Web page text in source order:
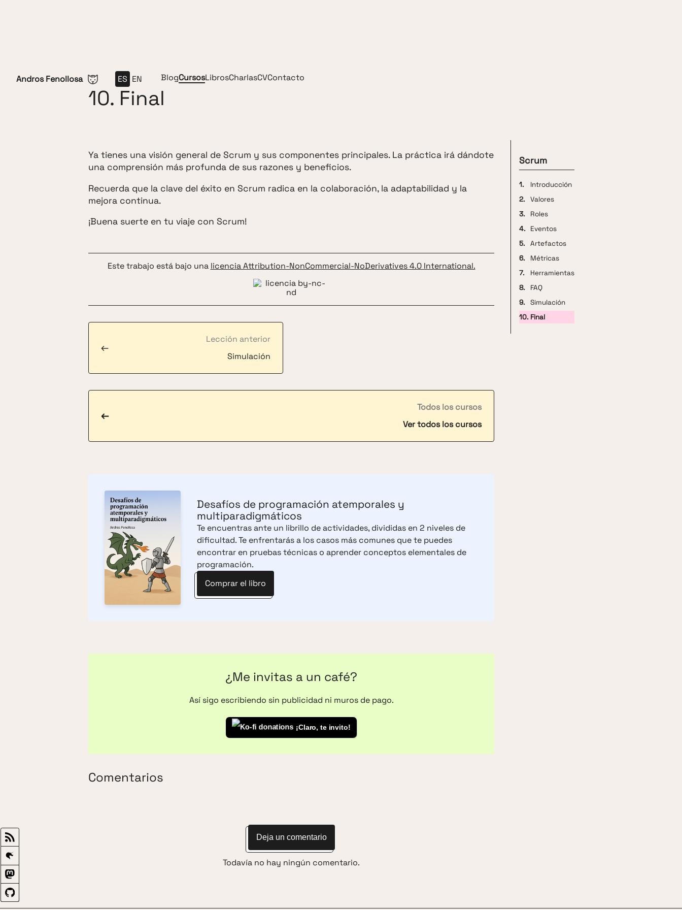
Saltar al contenido
Andros Fenollosa ES EN BlogCursosLibrosCharlasCVContacto
10. Final
Ya tienes una visión general de Scrum y sus componentes principales. La práctica irá dándote
una comprensión más profunda de sus razones y beneficios.
Recuerda que la clave del éxito en Scrum radica en la colaboración, la adaptabilidad y la
mejora continua.
¡Buena suerte en tu viaje con Scrum!
Scrum
1.
Introducción
2.
Valores
3.
Roles
4.
Eventos
5.
Artefactos
6.
Métricas
7.
Herramientas
8.
FAQ
9.
Simulación
10. Final
Este trabajo está bajo una licencia Attribution-NonCommercial-NoDerivatives 4.0 International.
Lección anterior
Simulación
←
Todos los cursos
Ver todos los cursos
←
Desafíos de programación atemporales y
multiparadigmáticos
Te encuentras ante un librillo de actividades, divididas en 2 niveles de
dificultad. Te enfrentarás a los casos más comunes que te puedes
encontrar en pruebas técnicas o aprender conceptos elementales de
programación.
Comprar el libro
¿Me invitas a un café?
Así sigo escribiendo sin publicidad ni muros de pago.
¡Claro, te invito!
Comentarios
Deja un comentario
Todavía no hay ningún comentario.